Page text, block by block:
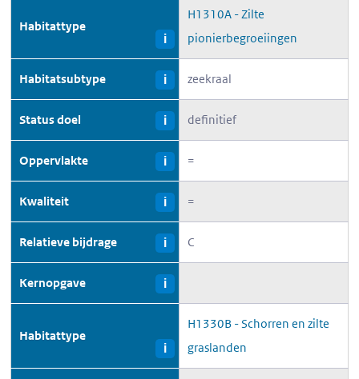
Habitattype
i
H1310A - Zilte
pionierbegroeiingen
Habitatsubtype i zeekraal
Status doel i definitief
Oppervlakte i =
Kwaliteit i =
Relatieve bijdrage i C
Kernopgave i
Habitattype
i
H1330B - Schorren en zilte
graslanden